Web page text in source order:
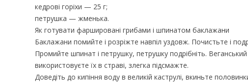
кедрові горіхи — 25 г;
петрушка — жменька.
Як готувати фаршировані грибами і шпинатом баклажани
Баклажани помийте і розріжте навпіл уздовж. Почистьте і
Промийте шпинат і петрушку, петрушку подрібніть.
використовуєте їх в страві, злегка підсмажте.
Доведіть до кипіння воду в великій каструлі, вкиньте